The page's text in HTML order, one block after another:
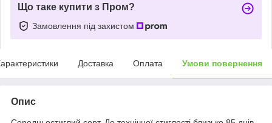
Що таке купити з Пром?
Замовлення під захистом
Доставка Оплата Умови повернення
Опис